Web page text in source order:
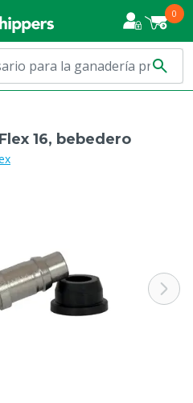
0
16, bebedero